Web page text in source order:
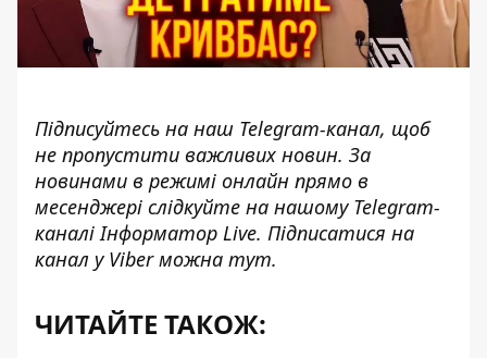
Підписуйтесь на наш Telegram-канал, щоб
не пропустити важливих новин. За
новинами в режимі онлайн прямо в
месенджері слідкуйте на нашому Telegram-
каналіІнформатор Live. Підписатися на
канал у Viber можна тут.
ЧИТАЙТЕ ТАКОЖ: